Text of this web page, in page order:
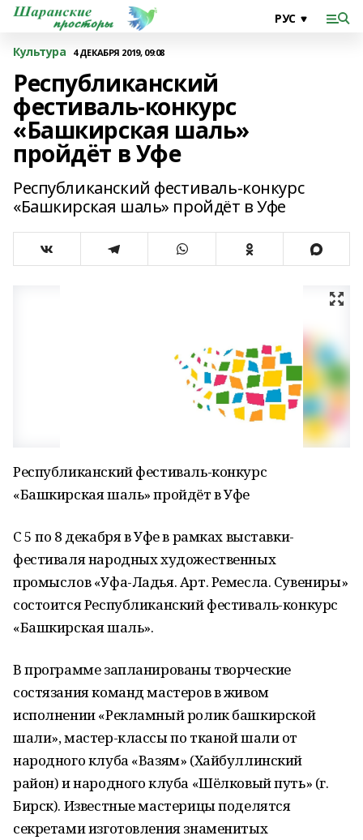
Культура 4 ДЕКАБРЯ 2019, 09:08
Республиканский
фестиваль-конкурс
«Башкирская шаль»
пройдёт в Уфе
Республиканский фестиваль-конкурс
«Башкирская шаль» пройдёт в Уфе
Республиканский фестиваль-конкурс
«Башкирская шаль» пройдёт в Уфе
С 5 по 8 декабря в Уфе в рамках выставки-
фестиваля народных художественных
промыслов «Уфа-Ладья. Арт. Ремесла. Сувениры»
состоится Республиканский фестиваль-конкурс
«Башкирская шаль».
В программе запланированы творческие
состязания команд мастеров в живом
исполнении «Рекламный ролик башкирской
шали», мастер-классы по тканой шали от
народного клуба «Вазям» (Хайбуллинский
район) и народного клуба «Шёлковый путь» (г.
Бирск). Известные мастерицы поделятся
секретами изготовления знаменитых